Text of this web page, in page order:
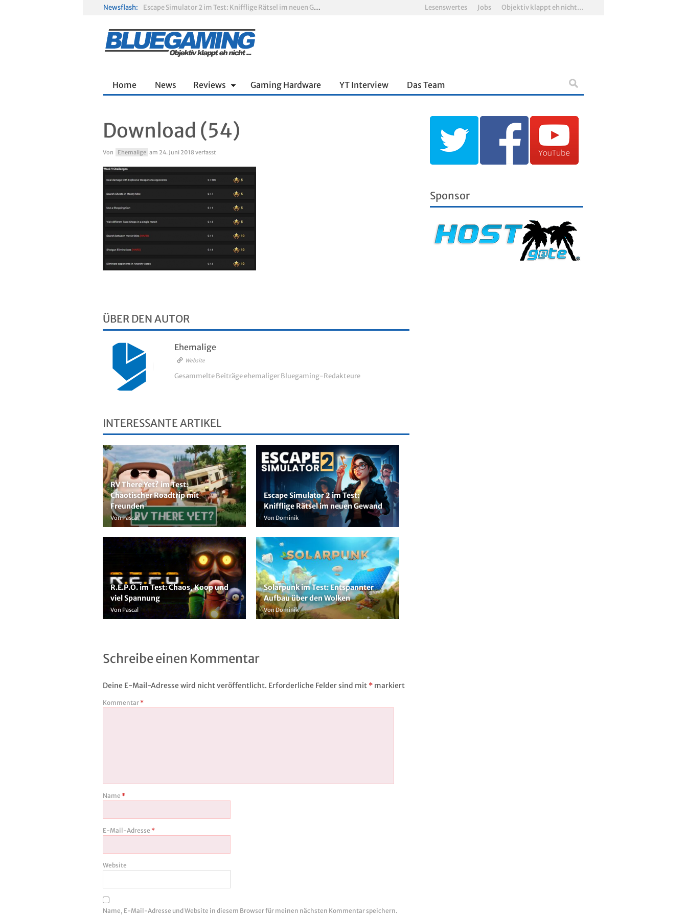
Newsflash:
Escape Simulator 2 im Test: Knifflige Rätsel im neuen Gewand
Lesenswertes Jobs Objektiv klappt eh nicht…
Home News Reviews Gaming Hardware YT Interview Das Team
Download (54)
Von Ehemalige am 24. Juni 2018 verfasst
ÜBER DEN AUTOR
Ehemalige
Website
Gesammelte Beiträge ehemaliger Bluegaming-Redakteure
INTERESSANTE ARTIKEL
RV There Yet? im Test:
Chaotischer Roadtrip mit
Freunden
Von Pascal
Escape Simulator 2 im Test:
Knifflige Rätsel im neuen Gewand
Von Dominik
R.E.P.O. im Test: Chaos, Koop und
viel Spannung
Von Pascal
Solarpunk im Test: Entspannter
Aufbau über den Wolken
Von Dominik
Schreibe einen Kommentar
Deine E-Mail-Adresse wird nicht veröffentlicht. Erforderliche Felder sind mit * markiert
Kommentar *
Name *
E-Mail-Adresse *
Website
Name, E-Mail-Adresse und Website in diesem Browser für meinen nächsten Kommentar speichern.
Sponsor